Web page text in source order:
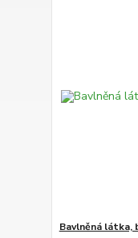
Bavlněná látka,